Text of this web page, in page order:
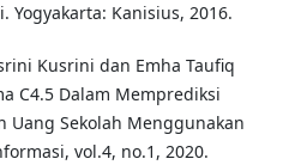
Yogyakarta: Kanisius, 2016.
Kusrini dan Emha Taufiq
C4.5 Dalam Memprediksi
Uang Sekolah Menggunakan
vol.4, no.1, 2020.